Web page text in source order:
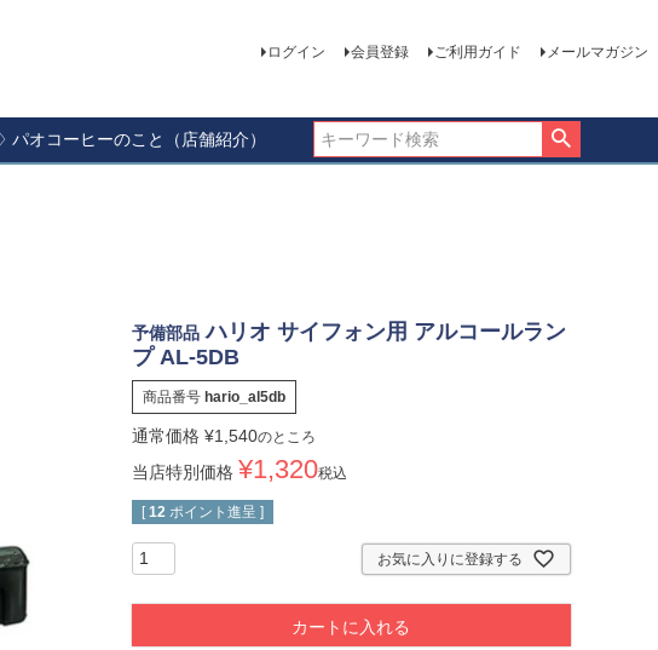
ログイン 会員登録 ご利用ガイド メールマガジン
パオコーヒーのこと（店舗紹介）
予備部品 ハリオ サイフォン用 アルコールラン
プ AL-5DB
商品番号 hario_al5db
通常価格 ¥1,540のところ
当店特別価格 ¥1,320税込
[ 12 ポイント進呈 ]
お気に入りに登録する
カートに入れる